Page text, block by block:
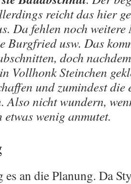
reicht das hier
Da fehlen noch weitere
Burgfried usw. Das
doch
Vollhonk Steinchen
und zumindest die
Also nicht wundern,
wenig anmutet.
es an die Planung. Da